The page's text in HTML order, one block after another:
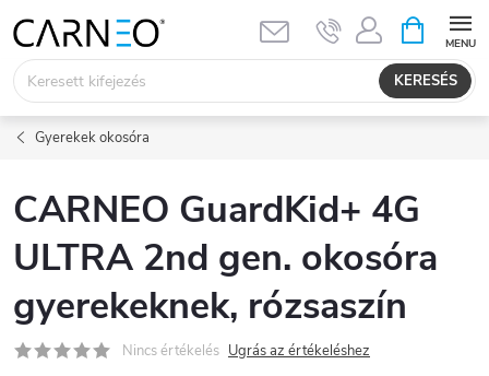
tartalomhoz
KERESÉS
KOSÁR
Gyerekek okosóra
CARNEO GuardKid+ 4G
ULTRA 2nd gen. okosóra
gyerekeknek, rózsaszín
Nincs értékelés Ugrás az értékeléshez